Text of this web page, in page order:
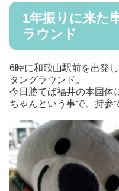
1年振りに来た
ラウンド
6時に和歌山駅前を出発
タングラウンド。
今日勝てば福井の本国体
ちゃんという事で、持参